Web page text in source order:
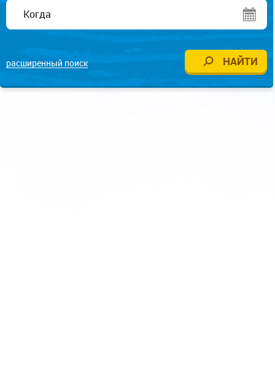
расширенный поиск